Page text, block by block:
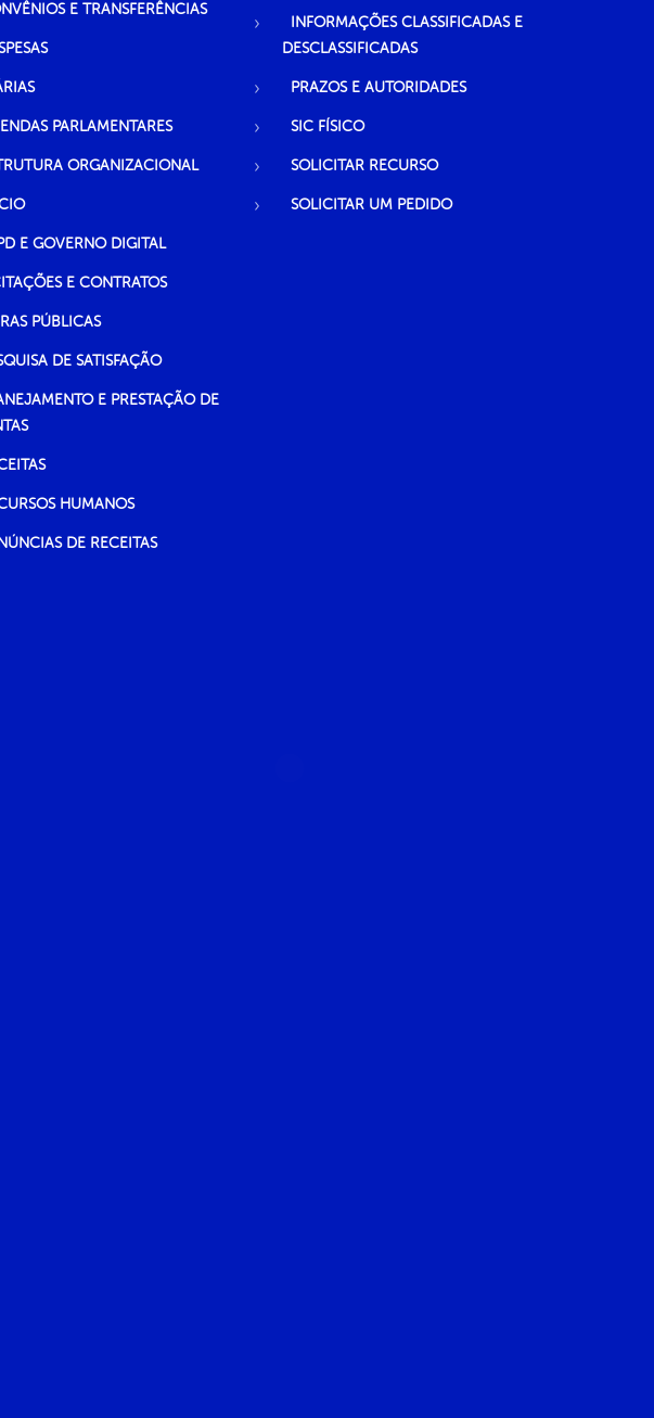
E TRANSFERÊNCIAS
PARLAMENTARES
ORGANIZACIONAL
E GOVERNO DIGITAL
E CONTRATOS
PÚBLICAS
DE SATISFAÇÃO
E PRESTAÇÃO DE
HUMANOS
DE RECEITAS
INFORMAÇÕES CLASSIFICADAS E
DESCLASSIFICADAS
PRAZOS E AUTORIDADES
SIC FÍSICO
SOLICITAR RECURSO
SOLICITAR UM PEDIDO